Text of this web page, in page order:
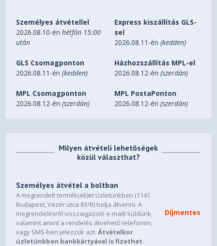
3.5” Drive Bays
2
2.5” Drive Bays
3
Expansion Slots
5
340mm Max.
CPU Cooler Clearance
Front Fans
3 x 120mm or 2 x 140mm Max.
Top Fans
Személyes átvétellel
2026.08.10-énhétfőn 15:00
után
Express kiszállítás GLS-
sel
2026.08.11-én(kedden)
GLS Csomagponton
2026.08.11-én(kedden)
Házhozszállítás MPL-el
2026.08.12-én(szerdán)
MPL Csomagponton
2026.08.12-én(szerdán)
MPL PostaPonton
2026.08.12-én(szerdán)
Milyen átvételi lehetőségek
közül választhat?
Személyes átvétel a boltban
A megrendelt termék(ek)et Üzletünkben (1141
Budapest, Vezér utca 83/B) tudja átvenni. A
megrendelésről visszaigazoló e-mailt küldünk,
valamint amint a rendelés átvehető telefonon,
vagy SMS-ben jelezzük azt.Átvételkor
üzletünkben bankkártyával is fizethet.
Díjmentes